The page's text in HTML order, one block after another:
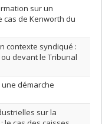
sur un
cas de Kenworth du
contexte syndiqué :
devant le Tribunal
démarche
sur la